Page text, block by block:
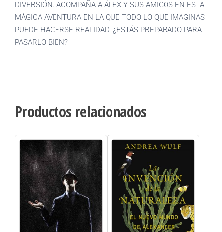
DIVERSIÓN. ACOMPAÑA A ÁLEX Y SUS AMIGOS EN ESTA
MÁGICA AVENTURA EN LA QUE TODO LO QUE IMAGINAS
PUEDE HACERSE REALIDAD. ¿ESTÁS PREPARADO PARA
PASARLO BIEN?
Productos relacionados